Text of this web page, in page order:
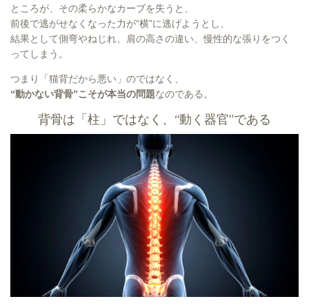
ところが、その柔らかなカーブを失うと、
前後で逃がせなくなった力が“横”に逃げようとし、
結果として側弯やねじれ、肩の高さの違い、慢性的な張りをつく
ってしまう。
つまり「猫背だから悪い」のではなく、
“動かない背骨”こそが本当の問題なのである。
背骨は「柱」ではなく、“動く器官”である